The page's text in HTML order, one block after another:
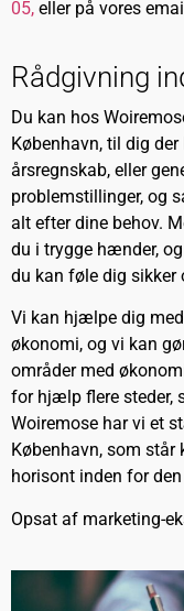
05, eller på vores
Rådgivning
Du kan hos
København, til dig
årsregnskab, eller
problemstillinger, og
alt efter dine behov.
du i trygge hænder,
du kan føle dig sikker
Vi kan hjælpe dig
økonomi, og vi kan
områder med
for hjælp flere steder,
Woiremose har vi et
København, som står
horisont inden for
Opsat af marketing-